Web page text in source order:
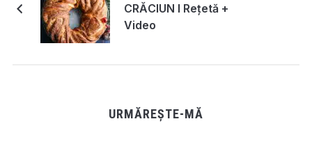
CRĂCIUN I Rețetă +
Video
URMĂREȘTE-MĂ